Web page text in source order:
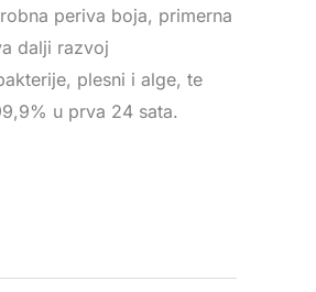
do
17.450,00 RSD
periva boja, primerna
dalji razvoj
plesni i alge, te
u prva 24 sata.